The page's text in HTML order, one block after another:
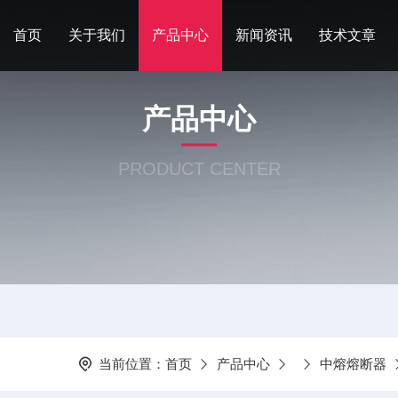
首页 关于我们 产品中心 新闻资讯 技术文章
产品中心
PRODUCT CENTER
当前位置： 首页 产品中心 中熔熔断器